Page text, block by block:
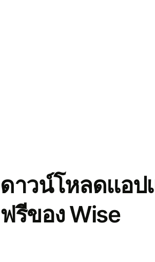
ดาวน์โหลดแอป
ฟรีของ Wise